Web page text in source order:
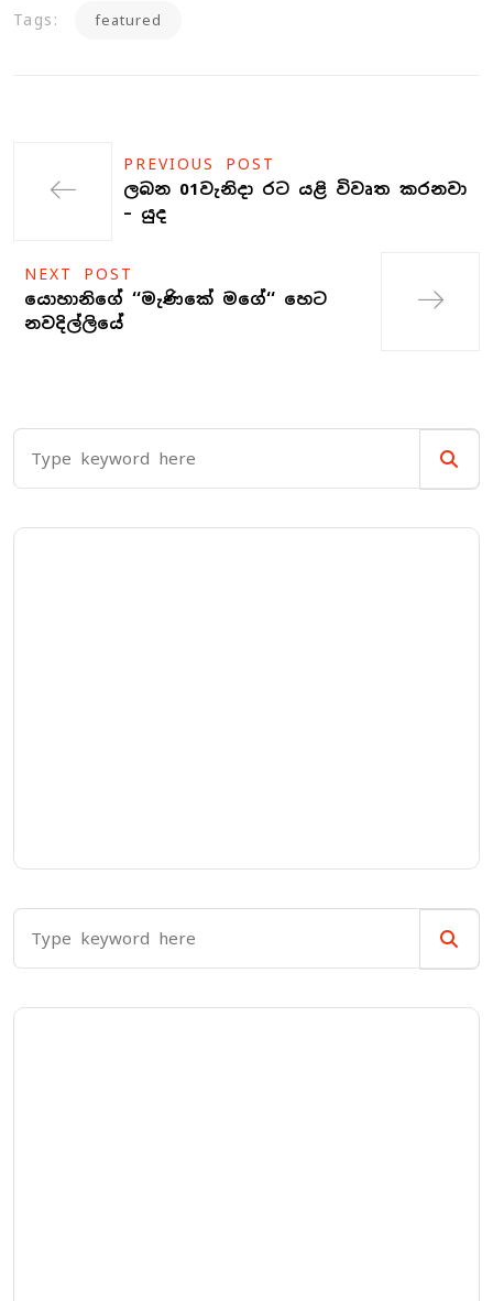
Tags: featured
PREVIOUS POST
ලබන 01වැනිදා රට යළි විවෘත කරනවා
– යුද
NEXT POST
යොහානිගේ ‘‘මැණිකේ මගේ‘‘ හෙට
නවදිල්ලියේ